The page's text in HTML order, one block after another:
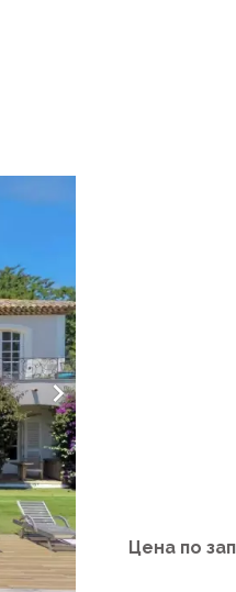
Цена по